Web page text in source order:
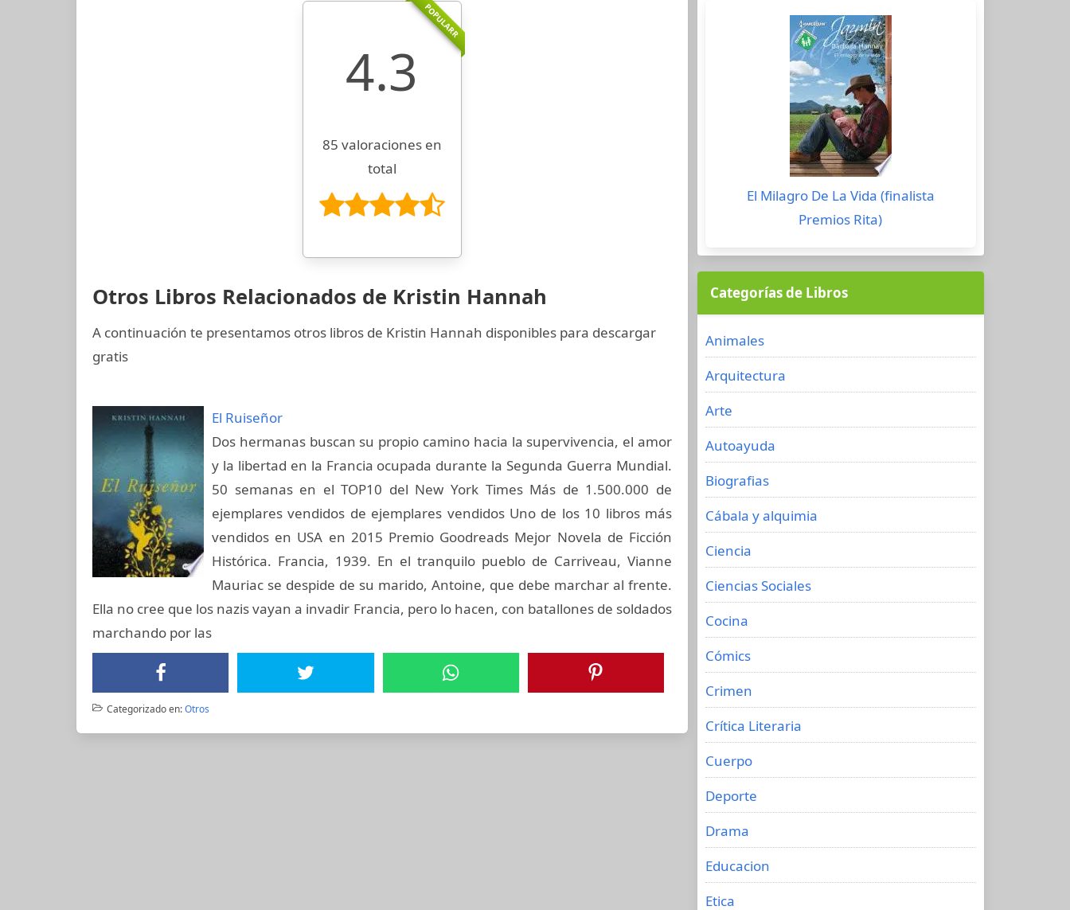
POPULARR
4.3
85 valoraciones en
total
Otros Libros Relacionados de Kristin Hannah
A continuación te presentamos otros libros de Kristin Hannah disponibles para descargar
gratis
El Ruiseñor
Dos hermanas buscan su propio camino hacia la supervivencia, el amor
y la libertad en la Francia ocupada durante la Segunda Guerra Mundial.
50 semanas en el TOP10 del New York Times Más de 1.500.000 de
ejemplares vendidos de ejemplares vendidos Uno de los 10 libros más
vendidos en USA en 2015 Premio Goodreads Mejor Novela de Ficción
Histórica. Francia, 1939. En el tranquilo pueblo de Carriveau, Vianne
Mauriac se despide de su marido, Antoine, que debe marchar al frente.
Ella no cree que los nazis vayan a invadir Francia, pero lo hacen, con batallones de soldados
marchando por las
Categorizado en:Otros
El Milagro De La Vida (finalista
Premios Rita)
Categorías de Libros
Animales
Arquitectura
Arte
Autoayuda
Biografias
Cábala y alquimia
Ciencia
Ciencias Sociales
Cocina
Cómics
Crimen
Crítica Literaria
Cuerpo
Deporte
Drama
Educacion
Etica